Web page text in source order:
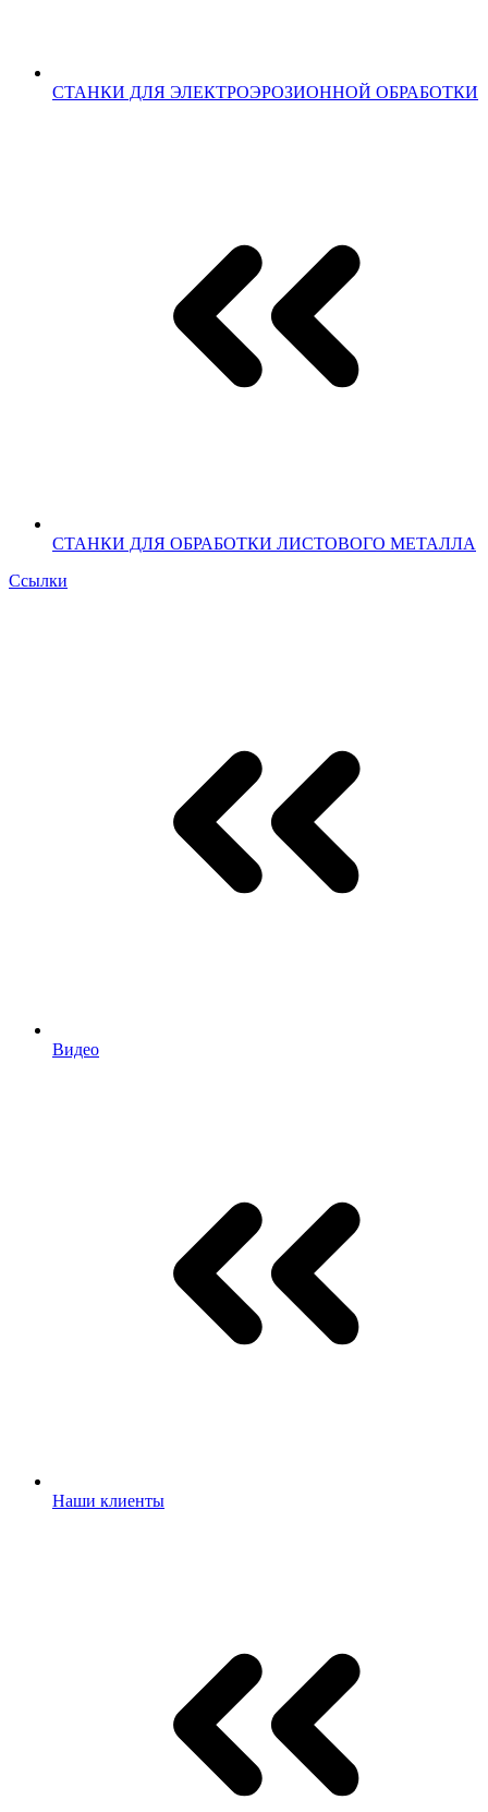
СТАНКИ ДЛЯ ЭЛЕКТРОЭРОЗИОННОЙ ОБРАБОТКИ
СТАНКИ ДЛЯ ОБРАБОТКИ ЛИСТОВОГО МЕТАЛЛА
Ссылки
Видео
Наши клиенты